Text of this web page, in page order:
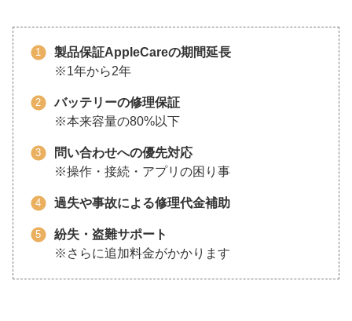
製品保証AppleCareの期間延長
※1年から2年
バッテリーの修理保証
※本来容量の80%以下
問い合わせへの優先対応
※操作・接続・アプリの困り事
過失や事故による修理代金補助
紛失・盗難サポート
※さらに追加料金がかかります